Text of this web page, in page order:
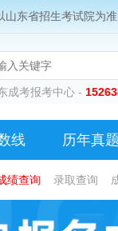
东省招生考试院为准
成考报考中心 -
线 历年真题
绩查询 录取查询